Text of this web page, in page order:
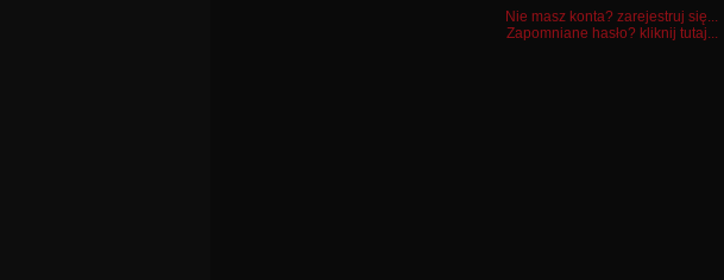
Nie masz konta? zarejestruj się...
Zapomniane hasło? kliknij tutaj...